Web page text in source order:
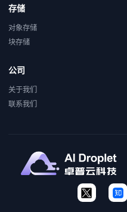
存储
对象存储
块存储
公司
关于我们
联系我们